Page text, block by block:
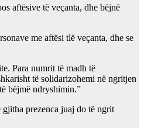
aftësive të veçanta, dhe bëjnë
me aftësi tlë veçanta, dhe se
Para numrit të madh të
të solidarizohemi në ngritjen
bëjmë ndryshimin.”
prezenca juaj do të ngrit